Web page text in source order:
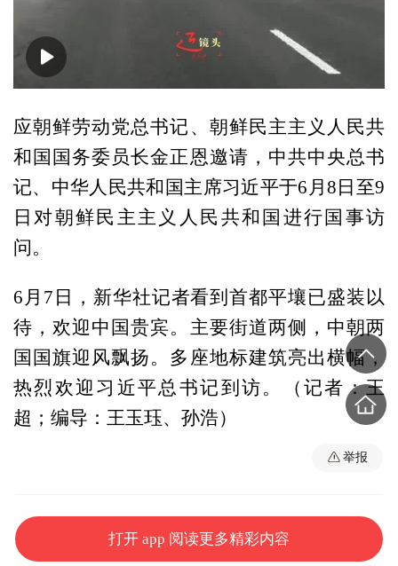
00:00 00:21
应朝鲜劳动党总书记、朝鲜民主主义人民共
和国国务委员长金正恩邀请，中共中央总书
记、中华人民共和国主席习近平于6月8日至9
日对朝鲜民主主义人民共和国进行国事访
问。
6月7日，新华社记者看到首都平壤已盛装以
待，欢迎中国贵宾。主要街道两侧，中朝两
国国旗迎风飘扬。多座地标建筑亮出横幅，
热烈欢迎习近平总书记到访。（记者：王
超；编导：王玉珏、孙浩）
举报
打开 app 阅读更多精彩内容